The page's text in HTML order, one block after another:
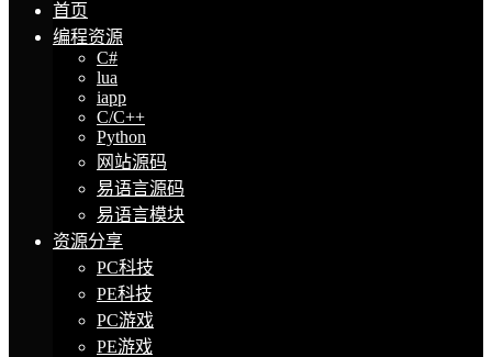
首页
编程资源
C#
lua
iapp
C/C++
Python
网站源码
易语言源码
易语言模块
资源分享
PC科技
PE科技
PC游戏
PE游戏